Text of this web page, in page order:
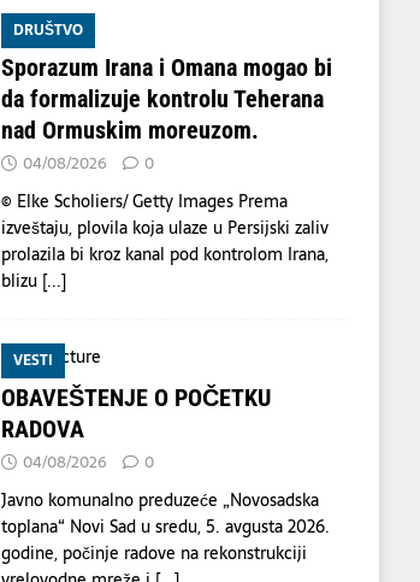
DRUŠTVO
Sporazum Irana i Omana mogao bi
da formalizuje kontrolu Teherana
nad Ormuskim moreuzom.
04/08/2026 0
© Elke Scholiers/ Getty Images Prema
izveštaju, plovila koja ulaze u Persijski zaliv
prolazila bi kroz kanal pod kontrolom Irana,
blizu [...]
VESTI
OBAVEŠTENJE O POČETKU
RADOVA
04/08/2026 0
Javno komunalno preduzeće „Novosadska
toplana“ Novi Sad u sredu, 5. avgusta 2026.
godine, počinje radove na rekonstrukciji